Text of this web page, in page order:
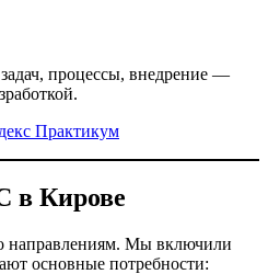
процессы, внедрение —
Практикум
в Кирове
направлениям. Мы включили
основные потребности: